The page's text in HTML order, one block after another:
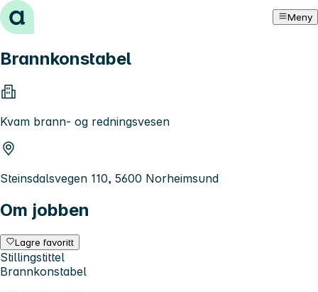
Hopp til innhold Meny
Brannkonstabel
Kvam brann- og redningsvesen
Steinsdalsvegen 110, 5600 Norheimsund
Om jobben
Lagre favoritt
Stillingstittel
Brannkonstabel